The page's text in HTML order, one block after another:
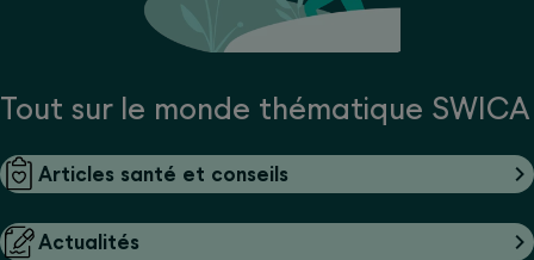
Tout sur le monde thématique SWICA
Articles santé et conseils
Actualités